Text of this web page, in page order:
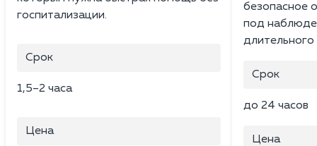
госпитализации.
Срок
1,5–2 часа
Цена
безопасное
под
Срок
до 24 часов
Цена